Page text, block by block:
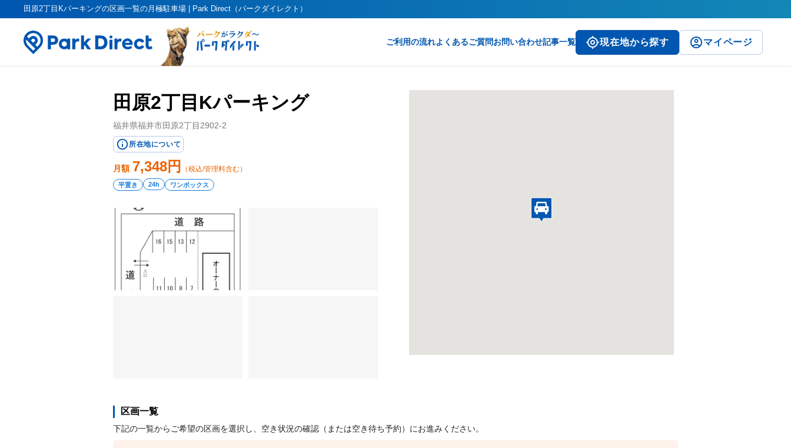
田原2丁目Kパーキングの区画一覧の月極駐車場 | Park Direct（パークダイレクト）
ご利用の流れよくあるご質問お問い合わせ記事一覧 現在地から探す マイページ
田原2丁目Kパーキング
福井県福井市田原2丁目2902-2
所在地について
月額 7,348円 （税込/管理料含む）
平置き 24h ワンボックス
区画一覧
下記の一覧からご希望の区画を選択し、空き状況の確認（または空き待ち予約）にお進みください。